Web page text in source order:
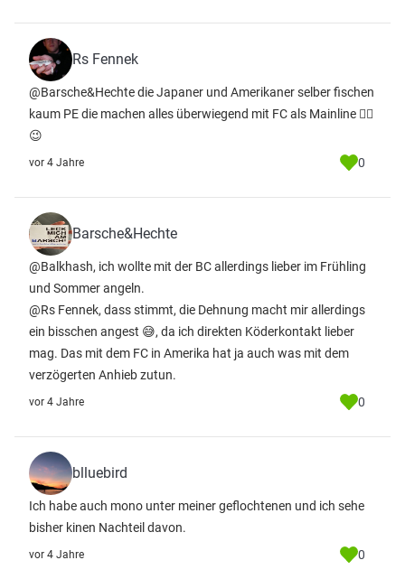
Rs Fennek
@Barsche&Hechte die Japaner und Amerikaner selber fischen
kaum PE die machen alles überwiegend mit FC als Mainline ☝🏼
😉
vor 4 Jahre 0
Barsche&Hechte
@Balkhash, ich wollte mit der BC allerdings lieber im Frühling
und Sommer angeln.
@Rs Fennek, dass stimmt, die Dehnung macht mir allerdings
ein bisschen angest 😅, da ich direkten Köderkontakt lieber
mag. Das mit dem FC in Amerika hat ja auch was mit dem
verzögerten Anhieb zutun.
vor 4 Jahre 0
blluebird
Ich habe auch mono unter meiner geflochtenen und ich sehe
bisher kinen Nachteil davon.
vor 4 Jahre 0